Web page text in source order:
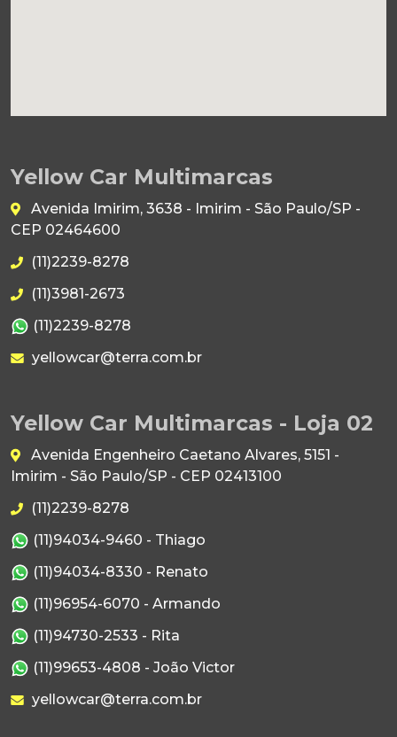
Yellow Car Multimarcas
Avenida Imirim, 3638 - Imirim - São Paulo/SP -
CEP 02464600
(11)2239-8278
(11)3981-2673
(11)2239-8278
yellowcar@terra.com.br
Yellow Car Multimarcas - Loja 02
Avenida Engenheiro Caetano Alvares, 5151 -
Imirim - São Paulo/SP - CEP 02413100
(11)2239-8278
(11)94034-9460 - Thiago
(11)94034-8330 - Renato
(11)96954-6070 - Armando
(11)94730-2533 - Rita
(11)99653-4808 - João Victor
yellowcar@terra.com.br